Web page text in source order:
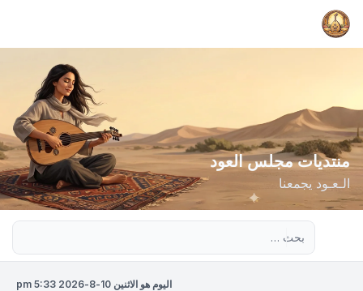
منتديات مجلس العود
الـعـود يجمعنا
اليوم هو الاثنين 10-8-2026 5:33 pm